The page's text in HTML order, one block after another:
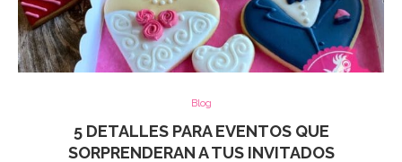
Blog
5 DETALLES PARA EVENTOS QUE
SORPRENDERAN A TUS INVITADOS